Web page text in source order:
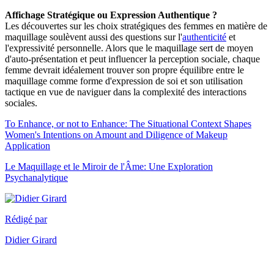
Affichage Stratégique ou Expression Authentique ?
Les découvertes sur les choix stratégiques des femmes en matière de
maquillage soulèvent aussi des questions sur l'authenticité et
l'expressivité personnelle. Alors que le maquillage sert de moyen
d'auto-présentation et peut influencer la perception sociale, chaque
femme devrait idéalement trouver son propre équilibre entre le
maquillage comme forme d'expression de soi et son utilisation
tactique en vue de naviguer dans la complexité des interactions
sociales.
To Enhance, or not to Enhance: The Situational Context Shapes
Women's Intentions on Amount and Diligence of Makeup
Application
Le Maquillage et le Miroir de l'Âme: Une Exploration
Psychanalytique
Rédigé par
Didier Girard